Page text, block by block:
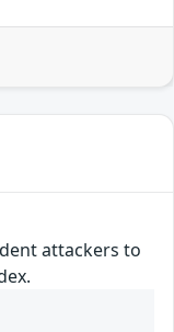
attackers to